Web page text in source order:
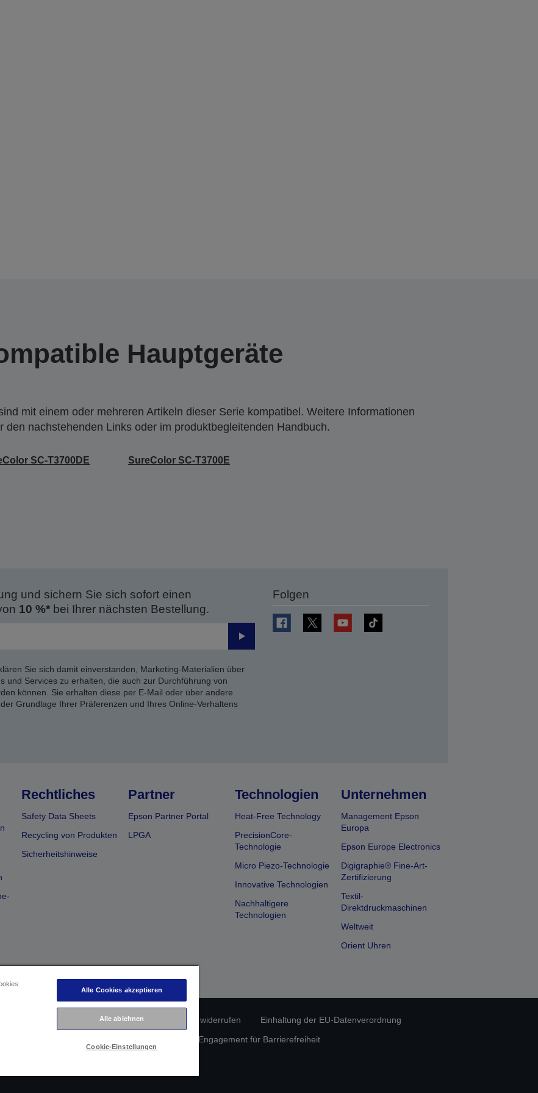
Hauptgeräte
mit einem oder mehreren Artikeln dieser Serie kompatibel. Weitere Informationen
den nachstehenden Links oder im produktbegleitenden Handbuch.
SC-T3700DE SureColor SC-T3700E
und sichern Sie sich sofort einen
10 %*bei Ihrer nächsten Bestellung.
Senden
Sie sich damit einverstanden, Marketing-Materialien über
und Services zu erhalten, die auch zur Durchführung von
können. Sie erhalten diese per E-Mail oder über andere
Grundlage Ihrer Präferenzen und Ihres Online-Verhaltens
Folgen
Rechtliches
Safety Data Sheets
Recycling von Produkten
Sicherheitshinweise
Partner
Epson Partner Portal
LPGA
Technologien
Heat-Free Technology
PrecisionCore-
Technologie
Micro Piezo-Technologie
Innovative Technologien
Nachhaltigere
Technologien
Unternehmen
Management Epson
Europa
Epson Europe Electronics
Digigraphie® Fine-Art-
Zertifizierung
Textil-
Direktdruckmaschinen
Weltweit
Orient Uhren
Datenschutzrichtlinie Vertrag widerrufen
Einhaltung der EU-Datenverordnung
Epson Engagement für Barrierefreiheit
Alle Cookies akzeptieren
Alle ablehnen
Cookie-Einstellungen